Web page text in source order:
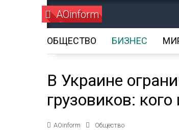
AOinform
ОБЩЕСТВО БИЗНЕС
В Украине
грузовиков:
AOinform Общество